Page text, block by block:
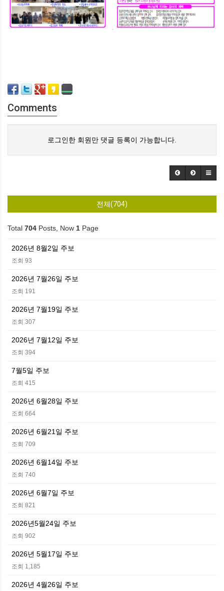
Comments
로그인한 회원만 댓글 등록이 가능합니다.
전체(704)
Total 704 Posts, Now 1 Page
2026년 8월2일 주보
조회 93
2026년 7월26일 주보
조회 191
2026년 7월19일 주보
조회 307
2026년 7월12일 주보
조회 394
7월5일 주보
조회 415
2026년 6월28일 주보
조회 664
2026년 6월21일 주보
조회 709
2026년 6월14일 주보
조회 740
2026년 6월7일 주보
조회 821
2026년5월24일 주보
조회 902
2026년 5월17일 주보
조회 1,185
2026년 4월26일 주보